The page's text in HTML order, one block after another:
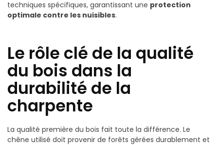
techniques spécifiques, garantissant une protection
optimale contre les nuisibles.
Le rôle clé de la qualité
du bois dans la
durabilité de la
charpente
La qualité première du bois fait toute la différence. Le
chêne utilisé doit provenir de forêts gérées durablement et